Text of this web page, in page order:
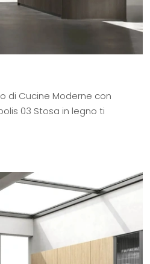
di Cucine Moderne con
03 Stosa in legno ti